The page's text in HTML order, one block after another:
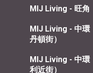
MIJ Living - 旺角
MIJ Living - 中環
丹頓街）
MIJ Living - 中環
利近街）